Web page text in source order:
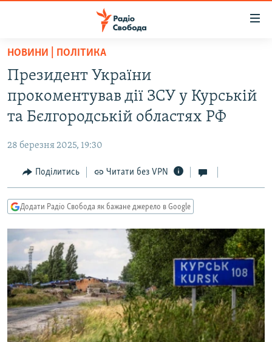
Перейти
основного
матеріалу
Перейти
до
основної
навігації
Перейти
до
пошуку
ВСЕ ЗА ДОБУ
СТАТТІ
ЕКОНОМІКА
СУСПІЛЬСТВО
УКРАЇНА
СВІТ
РОСІЙСЬКА «ФІЛЬТРАЦІЯ»
ДОНБАС.РЕАЛІЇ
ТИ ЯК?
СХЕМИ
КИТАЙ.ВИКЛИКИ
МУЛЬТИМЕДІА
ФОТО
СПЕЦПРОЄКТИ
НОВИНИ | ПОЛІТИКА
Президент України
прокоментував дії ЗСУ у Курській
та Бєлгородській областях РФ
28 березня 2025, 19:30
Поділитись Читати без VPN
Додати Радіо Свобода як бажане джерело в Google